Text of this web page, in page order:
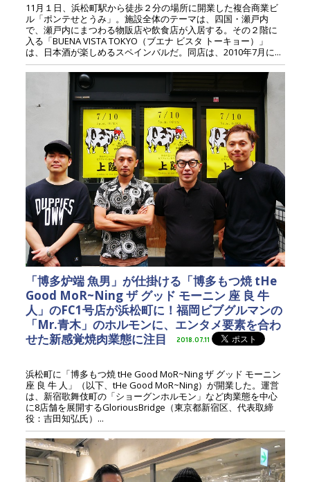
11月１日、浜松町駅から徒歩２分の場所に開業した複合商業ビ
ル「ポンテせとうみ」。施設全体のテーマは、四国・瀬戸内
で、瀬戸内にまつわる物販店や飲食店が入居する。その２階に
入る「BUENA VISTA TOKYO（ブエナ ビスタ トーキョー）」
は、日本酒が楽しめるスペインバルだ。同店は、2010年7月に...
「博多炉端 魚男」が仕掛ける「博多もつ焼 tHe
Good MoR~Ning ザ グッド モーニン 座 良 牛
人」のFC1号店が浜松町に！福岡ビブグルマンの
「Mr.青木」のホルモンに、エンタメ要素を合わ
せた新感覚焼肉業態に注目
2018.07.11
浜松町に「博多もつ焼 tHe Good MoR~Ning ザ グッド モーニン
座 良 牛 人」（以下、tHe Good MoR~Ning）が開業した。運営
は、新宿歌舞伎町の「ショーグンホルモン」など肉業態を中心
に8店舗を展開するGloriousBridge（東京都新宿区、代表取締
役：吉田知弘氏）...